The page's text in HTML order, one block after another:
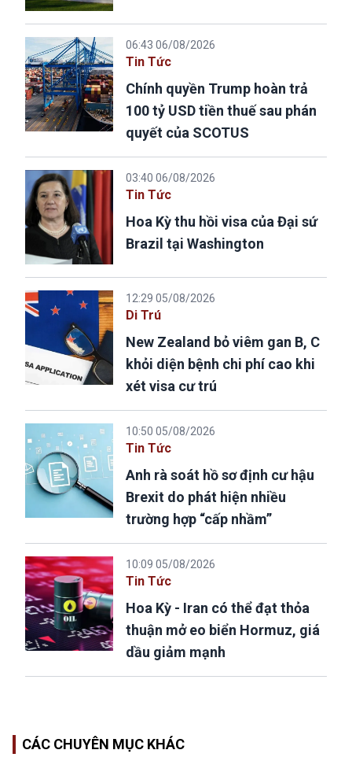
06:43 06/08/2026
Tin Tức
Chính quyền Trump hoàn trả
100 tỷ USD tiền thuế sau phán
quyết của SCOTUS
03:40 06/08/2026
Tin Tức
Hoa Kỳ thu hồi visa của Đại sứ
Brazil tại Washington
12:29 05/08/2026
Di Trú
New Zealand bỏ viêm gan B, C
khỏi diện bệnh chi phí cao khi
xét visa cư trú
10:50 05/08/2026
Tin Tức
Anh rà soát hồ sơ định cư hậu
Brexit do phát hiện nhiều
trường hợp “cấp nhầm”
10:09 05/08/2026
Tin Tức
Hoa Kỳ - Iran có thể đạt thỏa
thuận mở eo biển Hormuz, giá
dầu giảm mạnh
CÁC CHUYÊN MỤC KHÁC